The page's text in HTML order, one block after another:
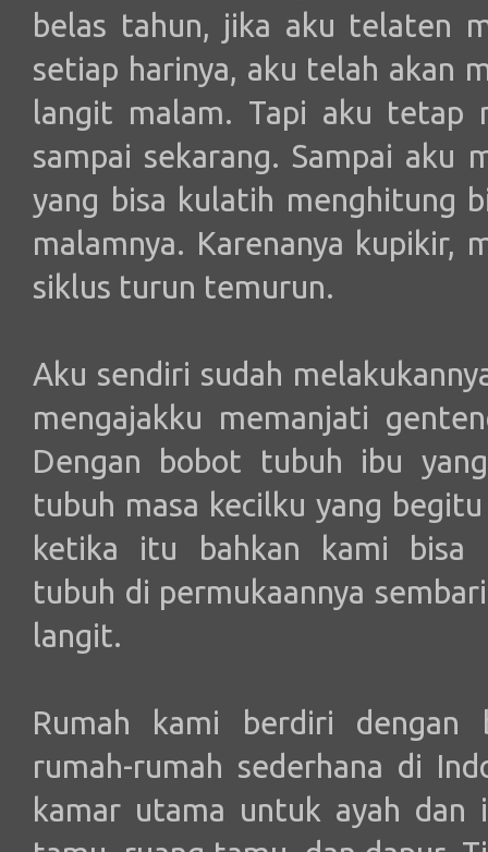
belas tahun, jika aku telaten
setiap harinya, aku telah akan
langit malam. Tapi aku tetap
sampai sekarang. Sampai aku
yang bisa kulatih menghitung
malamnya. Karenanya kupikir,
siklus turun temurun.
Aku sendiri sudah
mengajakku memanjati
Dengan bobot tubuh ibu
tubuh masa kecilku yang
ketika itu bahkan kami bisa
tubuh di permukaannya
langit.
Rumah kami berdiri dengan
rumah-rumah sederhana di
kamar utama untuk ayah dan